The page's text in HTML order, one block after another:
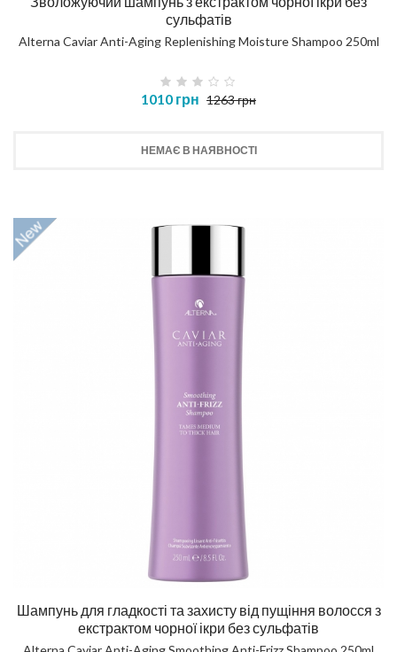
сульфатів
Alterna Caviar Anti-Aging Replenishing Moisture Shampoo 250ml
1010 грн 1263 грн
НЕМАЄ В НАЯВНОСТІ
Шампунь для гладкості та захисту від пущіння волосся з
екстрактом чорної ікри без сульфатів